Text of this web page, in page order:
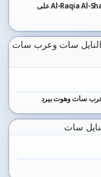
تردد قناة الرقية الشرعية 2026 الجديد Al-Raqia Al-Sharia channel على